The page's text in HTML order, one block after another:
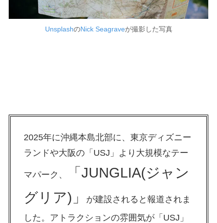
UnsplashのNick Seagraveが撮影した写真
2025年に沖縄本島北部に、東京ディズニー
ランドや大阪の「USJ」より大規模なテー
マパーク、
「JUNGLIA(ジャン
グリア)」
が建設されると報道されま
した。アトラクションの雰囲気が「USJ」